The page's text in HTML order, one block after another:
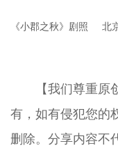
《小郡之秋》剧照 北
【我们尊重
有，如有侵犯您的
删除。分享内容不